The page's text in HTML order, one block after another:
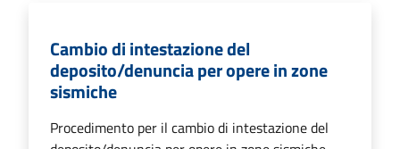
Cambio di intestazione del
deposito/denuncia per opere in zone
sismiche
Procedimento per il cambio di intestazione del